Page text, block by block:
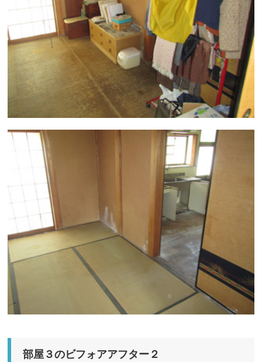
部屋３のビフォアアフター２